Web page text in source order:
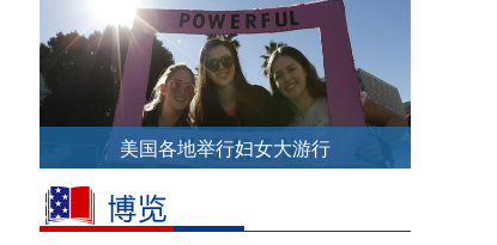
美国各地举行妇女大游行